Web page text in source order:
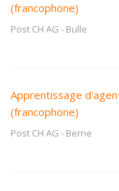
(francophone)
Post CH AG - Bulle
Apprentissage
(francophone)
Post CH AG - Berne